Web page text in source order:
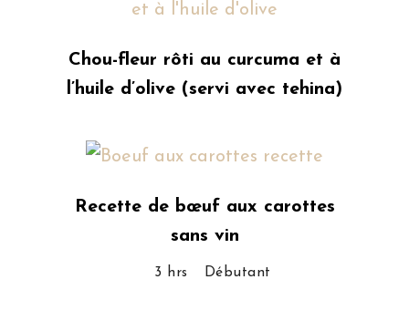
Chou-fleur rôti au curcuma et à
l’huile d’olive (servi avec tehina)
Recette de bœuf aux carottes
sans vin
3 hrs Débutant